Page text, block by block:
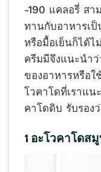
-190 แคลอรี่ สา
ทานกับอาหารเ
หรือมื้อเย็นก็ได้
ครีมมีจึงแนะนำ
ของอาหารหรือใ
โวคาโดที่เราแน
คาโดดิบ รับรอง
1 อะโวคาโดส